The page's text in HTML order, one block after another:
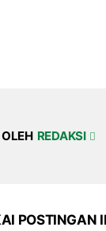
REDAKSI
POSTINGAN